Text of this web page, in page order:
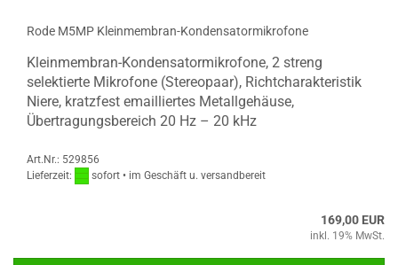
Rode M5MP Kleinmembran-Kondensatormikrofone
Kleinmembran-Kondensatormikrofone, 2 streng
selektierte Mikrofone (Stereopaar), Richtcharakteristik
Niere, kratzfest emailliertes Metallgehäuse,
Übertragungsbereich 20 Hz – 20 kHz
Art.Nr.: 529856
Lieferzeit:
sofort • im Geschäft u. versandbereit
169,00 EUR
inkl. 19% MwSt.